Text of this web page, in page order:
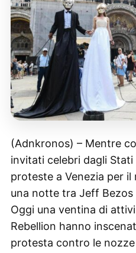
(Adnkronos) – Mentre
invitati celebri dagli
proteste a Venezia per
una notte tra Jeff Bezos
Oggi una ventina di
Rebellion hanno
protesta contro le